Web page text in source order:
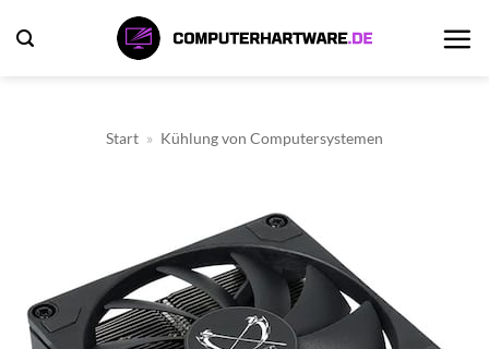
Inhalt
Start » Kühlung von Computersystemen